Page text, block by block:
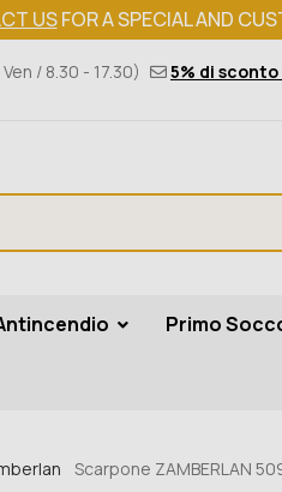
USFOR A SPECIAL AND
/ 8.30 - 17.30) 5% di
Primo
Scarpone ZAMBERLAN